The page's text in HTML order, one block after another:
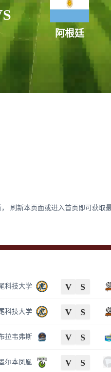
阿根廷
刷新本页面或进入首页即可获
科技大学 V S
科技大学 V S
拉韦弗斯 V S
尔本凤凰 V S